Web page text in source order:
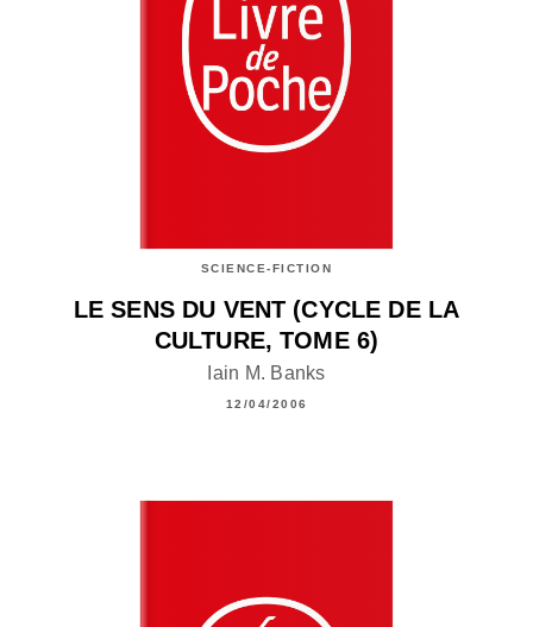
SCIENCE-FICTION
LE SENS DU VENT (CYCLE DE LA
CULTURE, TOME 6)
Iain M. Banks
12/04/2006